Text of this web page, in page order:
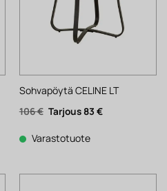
Sohvapöytä CELINE LT
106€ Alkuperäinen
hinta
106 €.
83 €Nykyinen
Varastotuote